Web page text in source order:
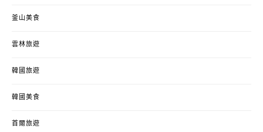
釜山美食
雲林旅遊
韓國旅遊
韓國美食
首爾旅遊